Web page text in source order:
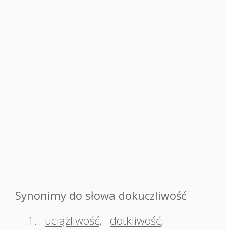
Synonimy do słowa dokuczliwość
1.
uciążliwość, dotkliwość,